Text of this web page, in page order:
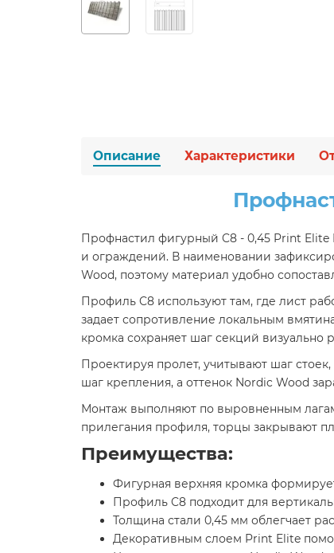
Описание Характеристики
Профнастил фигурный C8 - 0,45 Print
и ограждений. В наименовании
Wood, поэтому материал удобно
Профиль C8 используют там, где лист
задает сопротивление локальным
кромка сохраняет шаг секций визуально
Проектируя пролет, учитывают шаг
шаг крепления, а оттенок Nordic Wood
Монтаж выполняют по выровненным
прилегания профиля, торцы закрывают
Преимущества:
Фигурная верхняя кромка
Профиль C8 подходит для
Толщина стали 0,45 мм облегчает
Декоративным слоем Print Elite